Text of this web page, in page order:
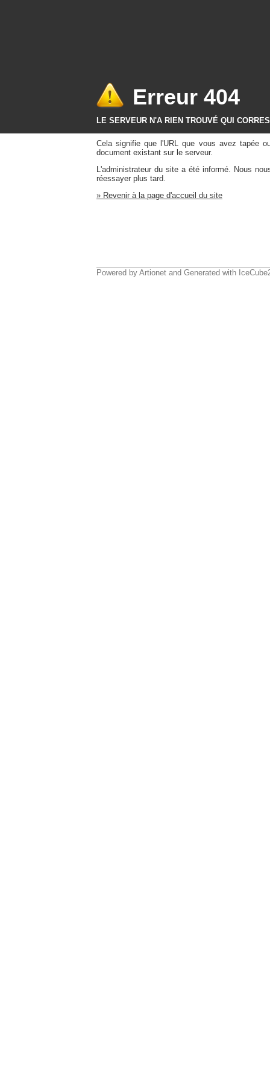
Erreur 404
LE SERVEUR N'A RIEN TROUVÉ QUI
Cela signifie que l'URL que vous avez tapée
document existant sur le serveur.
L'administrateur du site a été informé. Nous
réessayer plus tard.
» Revenir à la page d'accueil du site
Powered by Artionet and Generated with